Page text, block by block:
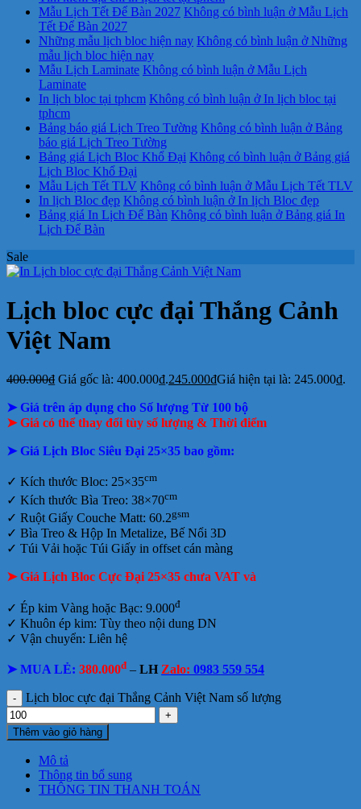
Mẫu Lịch Tết Để Bàn 2027 Không có bình luận ở Mẫu Lịch
Tết Để Bàn 2027
Những mẫu lịch bloc hiện nay Không có bình luận ở Những
mẫu lịch bloc hiện nay
Mẫu Lịch Laminate Không có bình luận ở Mẫu Lịch
Laminate
In lịch bloc tại tphcm Không có bình luận ở In lịch bloc tại
tphcm
Bảng báo giá Lịch Treo Tường Không có bình luận ở Bảng
báo giá Lịch Treo Tường
Bảng giá Lịch Bloc Khổ Đại Không có bình luận ở Bảng giá
Lịch Bloc Khổ Đại
Mẫu Lịch Tết TLV Không có bình luận ở Mẫu Lịch Tết TLV
In lịch Bloc đẹp Không có bình luận ở In lịch Bloc đẹp
Bảng giá In Lịch Để Bàn Không có bình luận ở Bảng giá In
Lịch Để Bàn
Sale
Lịch bloc cực đại Thắng Cảnh
Việt Nam
400.000₫ Giá gốc là: 400.000₫.245.000₫Giá hiện tại là: 245.000₫.
➤ Giá trên áp dụng cho Số lượng Từ 100 bộ
➤ Giá có thể thay đổi tùy số lượng & Thời điểm
➤ Giá Lịch Bloc Siêu Đại 25×35 bao gồm:
✓ Kích thước Bloc: 25×35cm
✓ Kích thước Bìa Treo: 38×70cm
✓ Ruột Giấy Couche Matt: 60.2gsm
✓ Bìa Treo & Hộp In Metalize, Bế Nổi 3D
✓ Túi Vải hoặc Túi Giấy in offset cán màng
➤ Giá Lịch Bloc Cực Đại 25×35 chưa VAT và
✓ Ép kim Vàng hoặc Bạc: 9.000đ
✓ Khuôn ép kim: Tùy theo nội dung DN
✓ Vận chuyển: Liên hệ
➤ MUA LẺ: 380.000đ – LH Zalo: 0983 559 554
Lịch bloc cực đại Thắng Cảnh Việt Nam số lượng
Thêm vào giỏ hàng
Mô tả
Thông tin bổ sung
THÔNG TIN THANH TOÁN